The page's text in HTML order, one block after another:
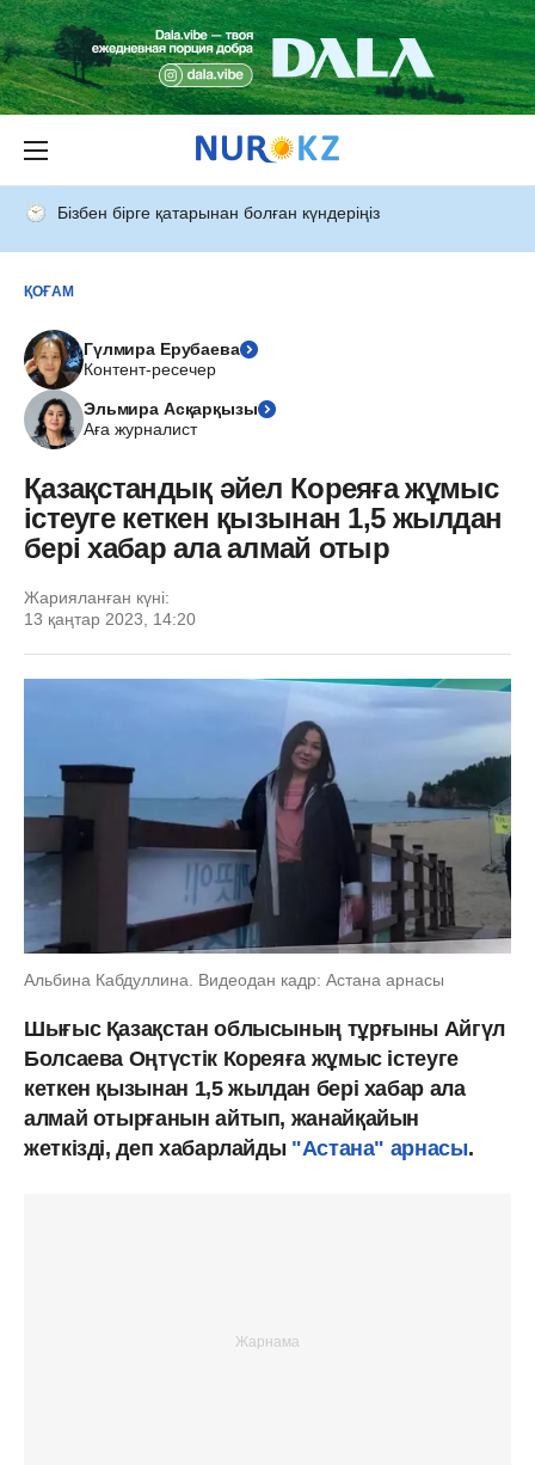
Бізбен бірге қатарынан болған күндеріңіз
ҚОҒАМ
Гүлмира Ерубаева
Контент-ресечер
Эльмира Асқарқызы
Аға журналист
Қазақстандық әйел Кореяға жұмыс
істеуге кеткен қызынан 1,5 жылдан
бері хабар ала алмай отыр
Жарияланған күні:
13 қаңтар 2023, 14:20
Альбина Кабдуллина. Видеодан кадр: Астана арнасы
Шығыс Қазақстан облысының тұрғыны Айгүл
Болсаева Оңтүстік Кореяға жұмыс істеуге
кеткен қызынан 1,5 жылдан бері хабар ала
алмай отырғанын айтып, жанайқайын
жеткізді, деп хабарлайды "Астана" арнасы.